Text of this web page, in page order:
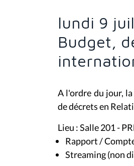
lundi 9
Budget,
A l'ordre du jour,
de décrets en
Lieu : Salle 201 -
Rapport /
Streaming (non